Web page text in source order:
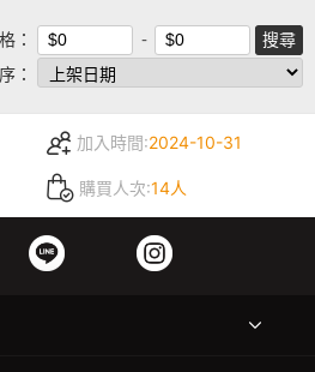
：
：
加入時間:2024-10-31
購買人次:14人